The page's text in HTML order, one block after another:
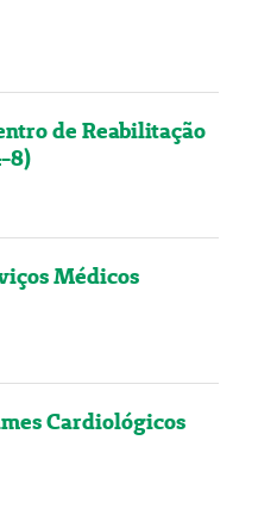
de Reabilitação
8)
Médicos
Cardiológicos